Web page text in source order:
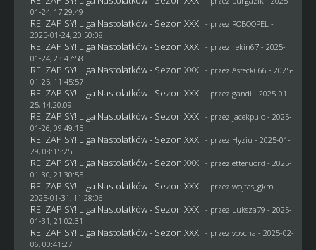
01-24, 17:29:49
RE: ZAPISY! Liga Nastolatków - Sezon XXXII - przez ROBOOPEL -
2025-01-24, 20:50:08
RE: ZAPISY! Liga Nastolatków - Sezon XXXII - przez rekin67- 2025-
01-24, 23:47:58
RE: ZAPISY! Liga Nastolatków - Sezon XXXII - przez Asteck666 - 2025-
01-25, 11:45:57
RE: ZAPISY! Liga Nastolatków - Sezon XXXII - przez gandi - 2025-01-
25, 14:20:09
RE: ZAPISY! Liga Nastolatków - Sezon XXXII - przez jacekpulo- 2025-
01-26, 09:49:15
RE: ZAPISY! Liga Nastolatków - Sezon XXXII - przez Hyziu - 2025-01-
29, 08:15:25
RE: ZAPISY! Liga Nastolatków - Sezon XXXII - przez etteruord - 2025-
01-30, 21:30:55
RE: ZAPISY! Liga Nastolatków - Sezon XXXII - przez wojtas_gkm -
2025-01-31, 11:28:06
RE: ZAPISY! Liga Nastolatków - Sezon XXXII - przez Luksza79 - 2025-
01-31, 21:02:31
RE: ZAPISY! Liga Nastolatków - Sezon XXXII - przez vovcha - 2025-02-
06, 00:41:27